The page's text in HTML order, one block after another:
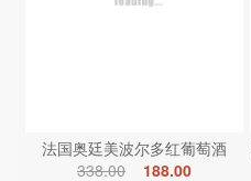
法国奥廷美波尔多红葡萄酒
338.00
188.00